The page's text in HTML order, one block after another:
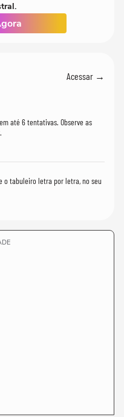
Acessar →
até 6 tentativas. Observe as
o tabuleiro letra por letra, no seu